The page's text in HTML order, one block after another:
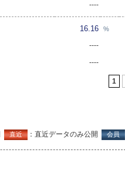
----
16.16 %
----
----
1
直近 ：直近データのみ公開 会員